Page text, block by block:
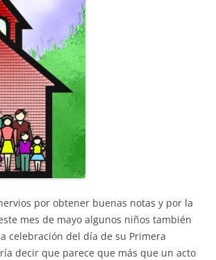
por obtener buenas notas y por la
mes de mayo algunos niños también
celebración del día de su Primera
decir que parece que más que un acto